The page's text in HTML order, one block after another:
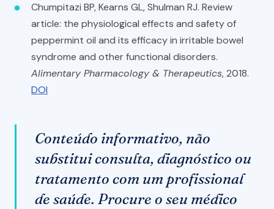
Chumpitazi BP, Kearns GL, Shulman RJ. Review
article: the physiological effects and safety of
peppermint oil and its efficacy in irritable bowel
syndrome and other functional disorders.
Alimentary Pharmacology & Therapeutics, 2018.
DOI
Conteúdo informativo, não
substitui consulta, diagnóstico ou
tratamento com um profissional
de saúde. Procure o seu médico